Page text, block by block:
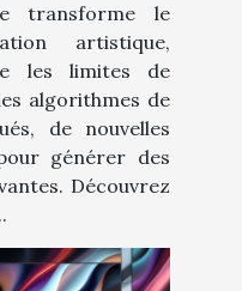
transforme le
artistique,
les limites de
algorithmes de
de nouvelles
générer des
Découvrez